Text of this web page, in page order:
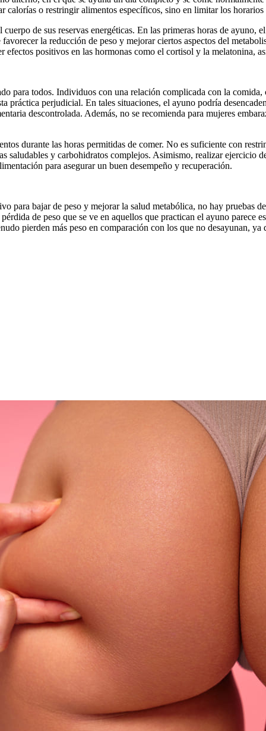
calorías o restringir alimentos específicos, sino en limitar los
de sus reservas energéticas. En las primeras horas de
favorecer la reducción de peso y mejorar ciertos aspectos del
positivos en las hormonas como el cortisol y la melatonina,
para todos. Individuos con una relación complicada con la
práctica perjudicial. En tales situaciones, el ayuno podría
descontrolada. Además, no se recomienda para mujeres
durante las horas permitidas de comer. No es suficiente con
saludables y carbohidratos complejos. Asimismo, realizar ejercicio
para asegurar un buen desempeño y recuperación.
para bajar de peso y mejorar la salud metabólica, no hay pruebas
de peso que se ve en aquellos que practican el ayuno parece
pierden más peso en comparación con los que no desayunan,